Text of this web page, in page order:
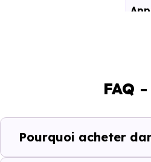
Ces
Le
FAQ
Pourquoi acheter